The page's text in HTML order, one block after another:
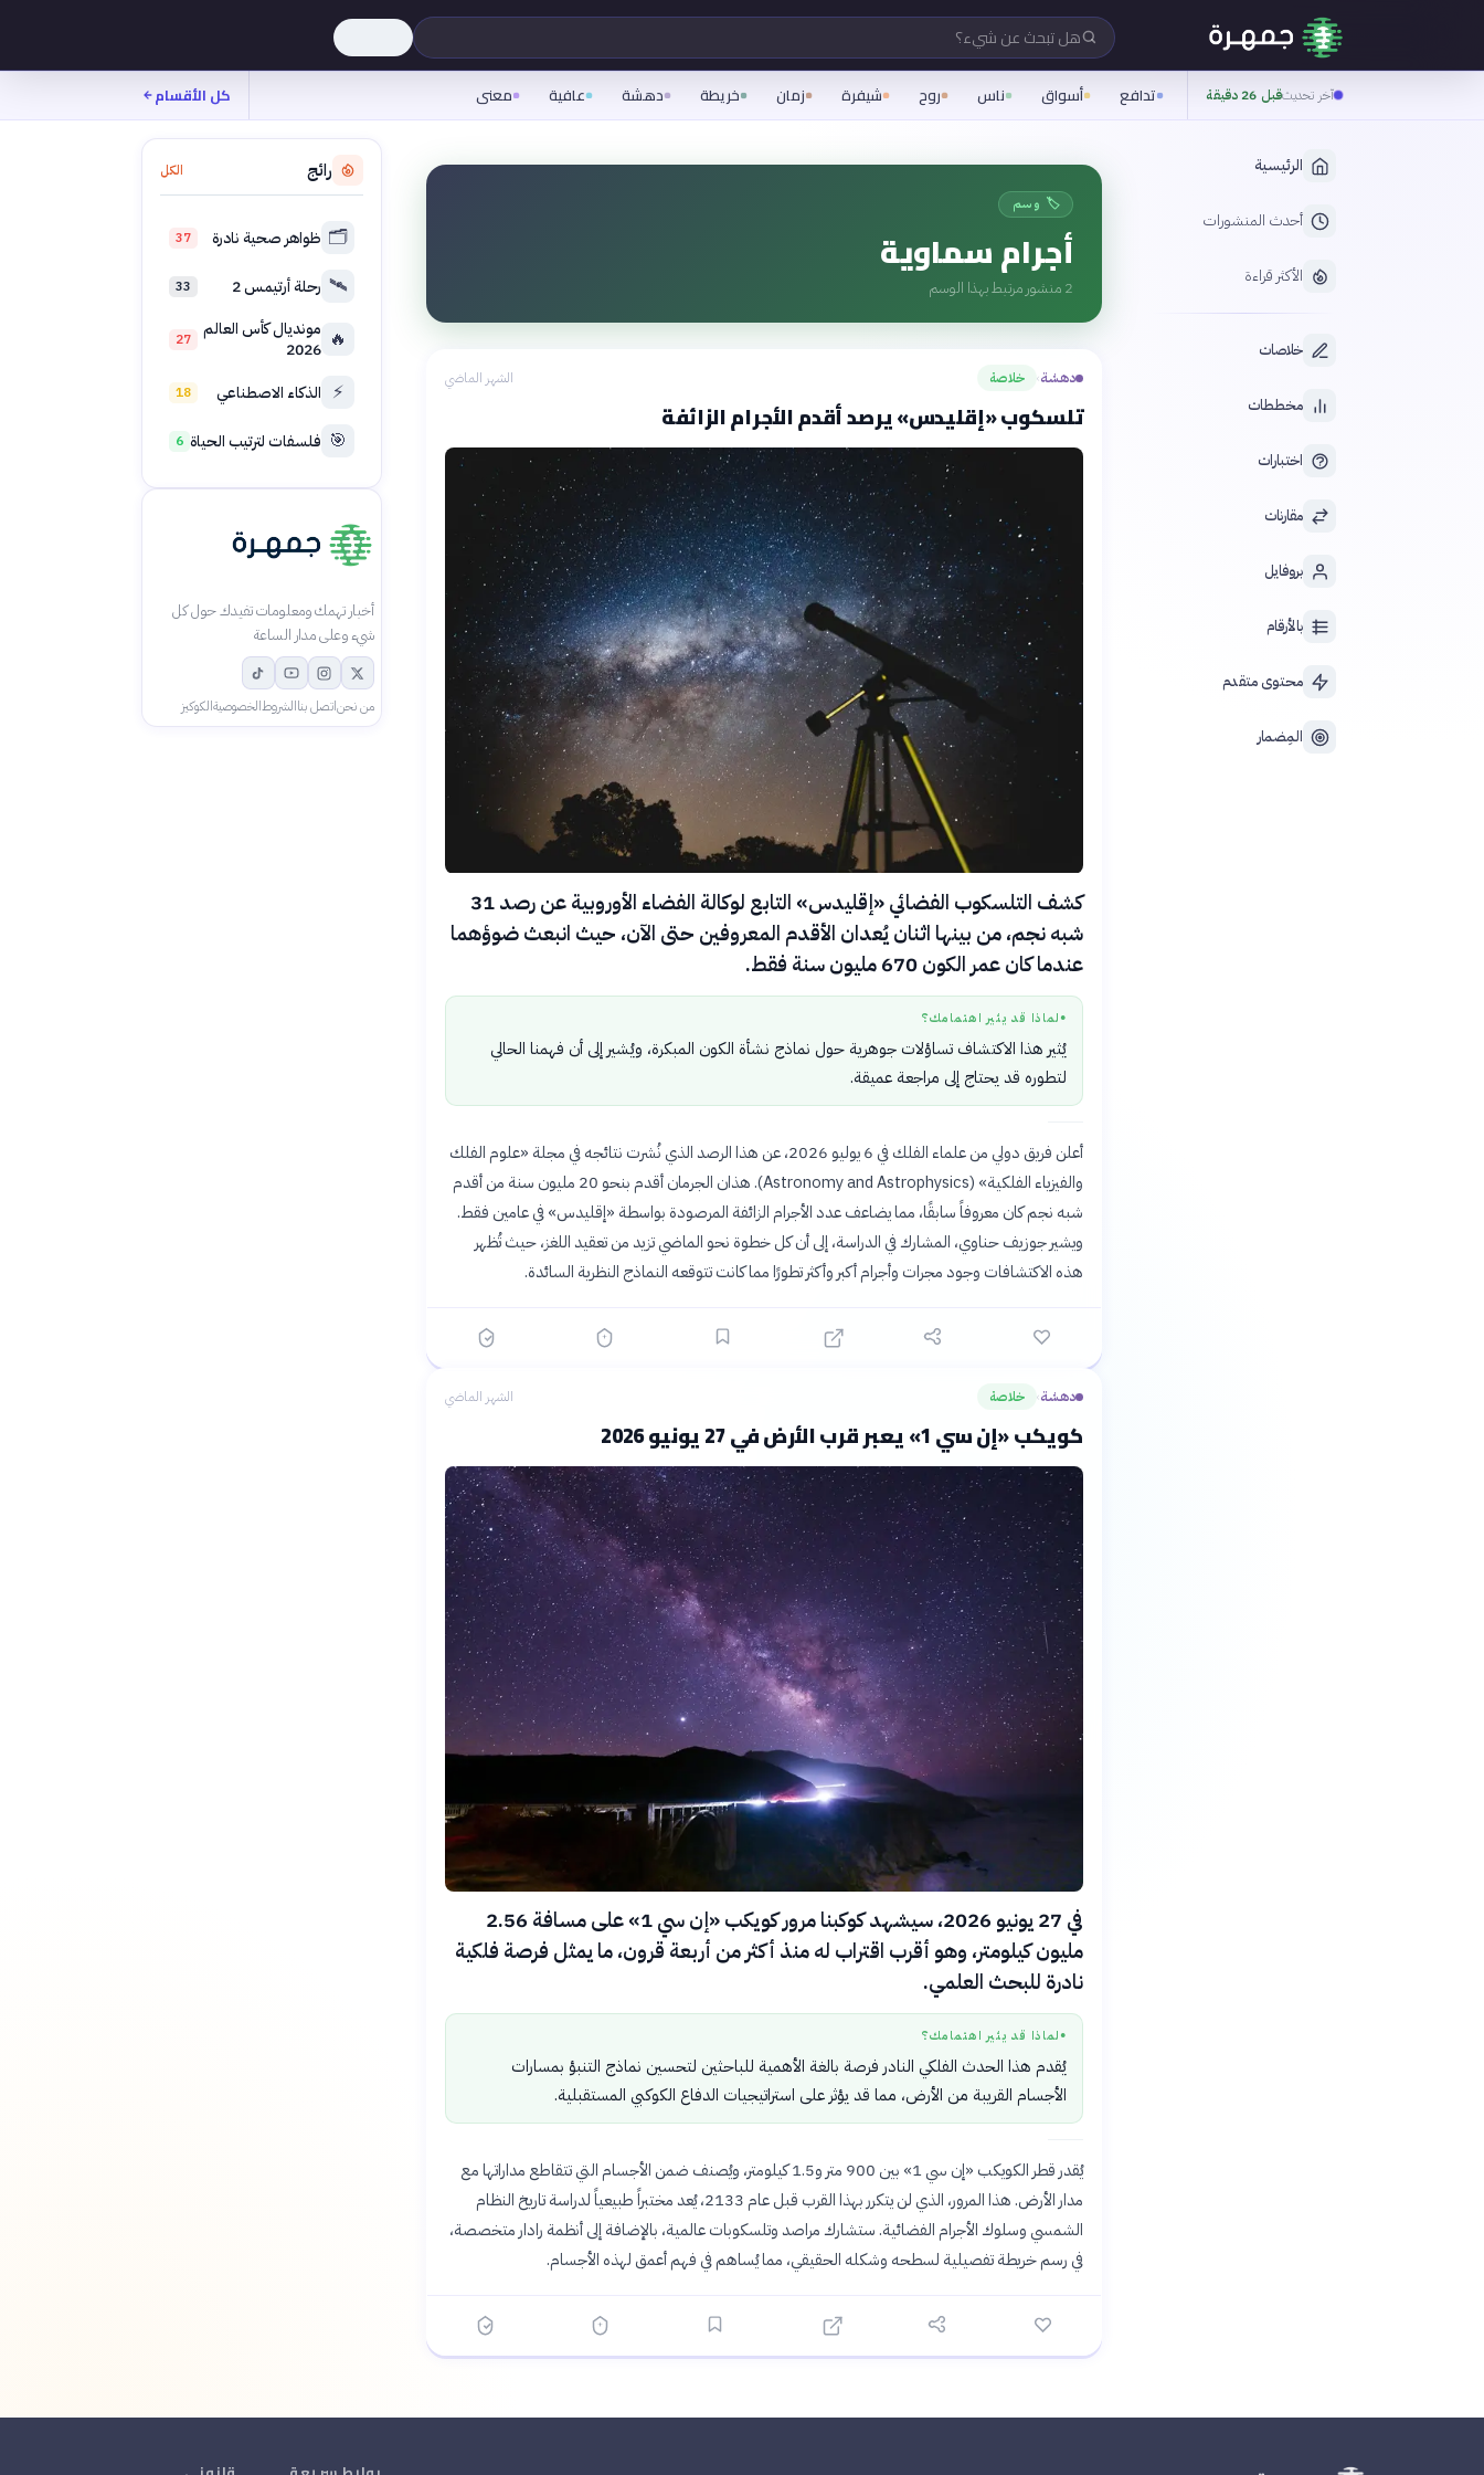
هل تبحث عن شيء؟
آخر تحديثقبل 26 دقيقة تدافع أسواق ناس روح شيفرة زمان خريطة دهشة عافية معنى كل الأقسام
الرئيسية
أحدث المنشورات
الأكثر قراءة
خلاصات
مخططات
اختبارات
مقارنات
بروفايل
بالأرقام
محتوى متقدم
المِضمار
🏷️ وسم
أجرام سماوية
2 منشور مرتبط بهذا الوسم
دهشة› خلاصة الشهر الماضي
تلسكوب «إقليدس» يرصد أقدم الأجرام الزائفة
كشف التلسكوب الفضائي «إقليدس» التابع لوكالة الفضاء الأوروبية عن رصد 31
شبه نجم، من بينها اثنان يُعدان الأقدم المعروفين حتى الآن، حيث انبعث ضوؤهما
عندما كان عمر الكون 670 مليون سنة فقط.
● لماذا قد يثير اهتمامك؟
يُثير هذا الاكتشاف تساؤلات جوهرية حول نماذج نشأة الكون المبكرة، ويُشير إلى أن فهمنا الحالي
لتطوره قد يحتاج إلى مراجعة عميقة.
أعلن فريق دولي من علماء الفلك في 6 يوليو 2026، عن هذا الرصد الذي نُشرت نتائجه في مجلة «علوم الفلك
والفيزياء الفلكية» (Astronomy and Astrophysics). هذان الجرمان أقدم بنحو 20 مليون سنة من أقدم
شبه نجم كان معروفاً سابقًا، مما يضاعف عدد الأجرام الزائفة المرصودة بواسطة «إقليدس» في عامين فقط.
ويشير جوزيف حناوي، المشارك في الدراسة، إلى أن كل خطوة نحو الماضي تزيد من تعقيد اللغز، حيث تُظهر
هذه الاكتشافات وجود مجرات وأجرام أكبر وأكثر تطورًا مما كانت تتوقعه النماذج النظرية السائدة.
دهشة› خلاصة الشهر الماضي
كويكب «إن سي 1» يعبر قرب الأرض في 27 يونيو 2026
في 27 يونيو 2026، سيشهد كوكبنا مرور كويكب «إن سي 1» على مسافة 2.56
مليون كيلومتر، وهو أقرب اقتراب له منذ أكثر من أربعة قرون، ما يمثل فرصة فلكية
نادرة للبحث العلمي.
● لماذا قد يثير اهتمامك؟
يُقدم هذا الحدث الفلكي النادر فرصة بالغة الأهمية للباحثين لتحسين نماذج التنبؤ بمسارات
الأجسام القريبة من الأرض، مما قد يؤثر على استراتيجيات الدفاع الكوكبي المستقبلية.
يُقدر قطر الكويكب «إن سي 1» بين 900 متر و1.5 كيلومتر، ويُصنف ضمن الأجسام التي تتقاطع مداراتها مع
مدار الأرض. هذا المرور، الذي لن يتكرر بهذا القرب قبل عام 2133، يُعد مختبراً طبيعياً لدراسة تاريخ النظام
الشمسي وسلوك الأجرام الفضائية. ستشارك مراصد وتلسكوبات عالمية، بالإضافة إلى أنظمة رادار متخصصة،
في رسم خريطة تفصيلية لسطحه وشكله الحقيقي، مما يُساهم في فهم أعمق لهذه الأجسام.
رائج الكل
🗂️ ظواهر صحية نادرة 37
🛰️ رحلة أرتيمس 2 33
🔥 مونديال كأس العالم
2026
27
⚡ الذكاء الاصطناعي 18
🎯 فلسفات لترتيب الحياة 6
أخبار تهمك ومعلومات تفيدك حول كل
شيء وعلى مدار الساعة
من نحناتصل بناالشروطالخصوصيةالكوكيز